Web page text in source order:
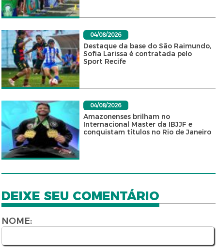
04/08/2026
Destaque da base do São Raimundo,
Sofia Larissa é contratada pelo
Sport Recife
04/08/2026
Amazonenses brilham no
Internacional Master da IBJJF e
conquistam títulos no Rio de Janeiro
DEIXE SEU COMENTÁRIO
NOME: